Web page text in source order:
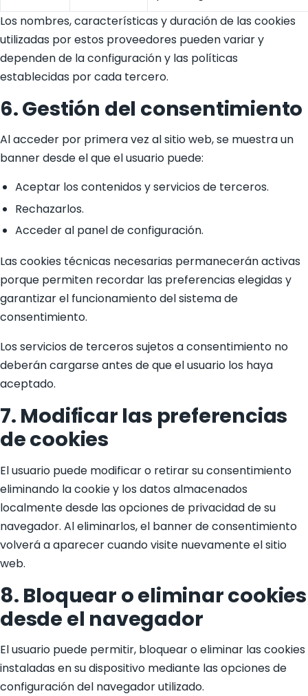
Los nombres, características y duración de las cookies
utilizadas por estos proveedores pueden variar y
dependen de la configuración y las políticas
establecidas por cada tercero.
6. Gestión del consentimiento
Al acceder por primera vez al sitio web, se muestra un
banner desde el que el usuario puede:
Aceptar los contenidos y servicios de terceros.
Rechazarlos.
Acceder al panel de configuración.
Las cookies técnicas necesarias permanecerán activas
porque permiten recordar las preferencias elegidas y
garantizar el funcionamiento del sistema de
consentimiento.
Los servicios de terceros sujetos a consentimiento no
deberán cargarse antes de que el usuario los haya
aceptado.
7. Modificar las preferencias
de cookies
El usuario puede modificar o retirar su consentimiento
eliminando la cookie y los datos almacenados
localmente desde las opciones de privacidad de su
navegador. Al eliminarlos, el banner de consentimiento
volverá a aparecer cuando visite nuevamente el sitio
web.
8. Bloquear o eliminar cookies
desde el navegador
El usuario puede permitir, bloquear o eliminar las cookies
instaladas en su dispositivo mediante las opciones de
configuración del navegador utilizado.